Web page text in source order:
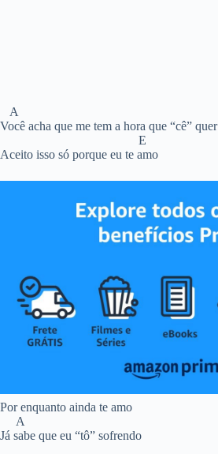
A
Você acha que me tem a hora que “cê” quer
E
Aceito isso só porque eu te amo
Por enquanto ainda te amo
A
Já sabe que eu “tô” sofrendo